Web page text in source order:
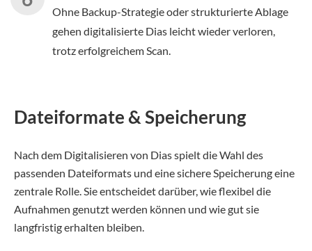
Ohne Backup-Strategie oder strukturierte Ablage
gehen digitalisierte Dias leicht wieder verloren,
trotz erfolgreichem Scan.
Dateiformate & Speicherung
Nach dem Digitalisieren von Dias spielt die Wahl des
passenden Dateiformats und eine sichere Speicherung eine
zentrale Rolle. Sie entscheidet darüber, wie flexibel die
Aufnahmen genutzt werden können und wie gut sie
langfristig erhalten bleiben.